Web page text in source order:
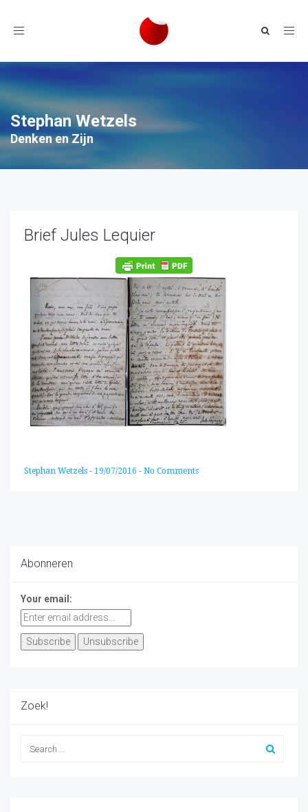
Toggle
Stephan Wetzels
Denken en Zijn
Brief Jules Lequier
Stephan Wetzels - 19/07/2016 - No Comments
Abonneren
Your email:
Zoek!